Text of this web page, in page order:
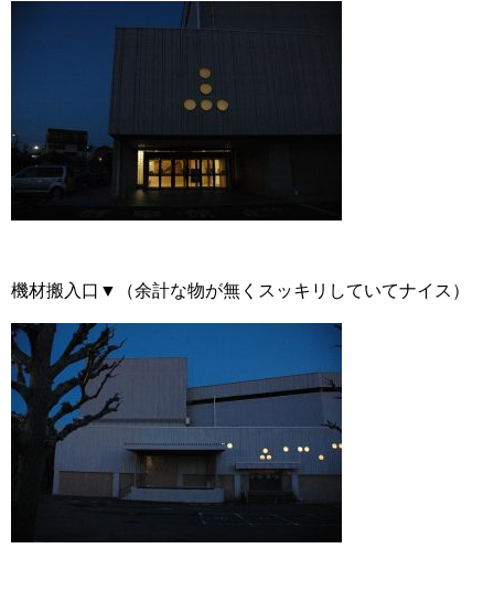
機材搬入口▼（余計な物が無くスッキリしていてナイス）